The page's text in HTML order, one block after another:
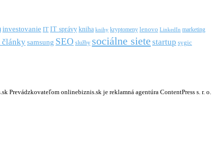
investovanie IT IT správykniha knihy kryptomeny lenovo LinkedIn marketing
článkysamsung SEO služby sociálne siete startup sygic
Prevádzkovateľom onlinebiznis.sk je reklamná agentúra ContentPress s. r. o.